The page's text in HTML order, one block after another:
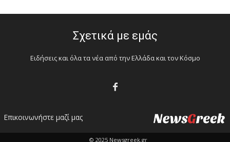
Σχετικά με εμάς
Ειδήσεις και όλα τα νέα από την Ελλάδα και τον Κόσμο
Επικοινωνήστε μαζί μας
© 2025 Newsgreek.gr